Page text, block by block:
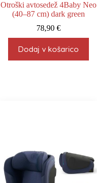
Otroški avtosedež 4Baby Neo
(40–87 cm) dark green
78,90 €
Dodaj v košarico